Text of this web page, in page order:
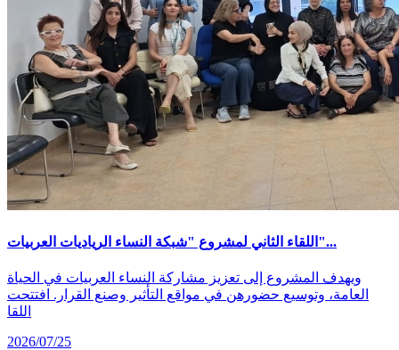
اللقاء الثاني لمشروع "شبكة النساء الرياديات العربيات"...
ويهدف المشروع إلى تعزيز مشاركة النساء العربيات في الحياة
العامة، وتوسيع حضورهن في مواقع التأثير وصنع القرار. افتتحت
اللقا
2026/07/25